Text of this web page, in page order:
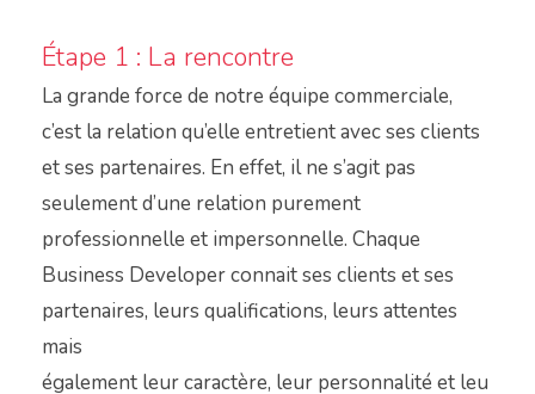
Étape 1 : La rencontre
La grande force de notre équipe commerciale,
c’est la relation qu’elle entretient avec ses clients
et ses partenaires. En effet, il ne s’agit pas
seulement d’une relation purement
professionnelle et impersonnelle. Chaque
Business Developer connait ses clients et ses
partenaires, leurs qualifications, leurs attentes
mais
également leur caractère, leur personnalité et leu